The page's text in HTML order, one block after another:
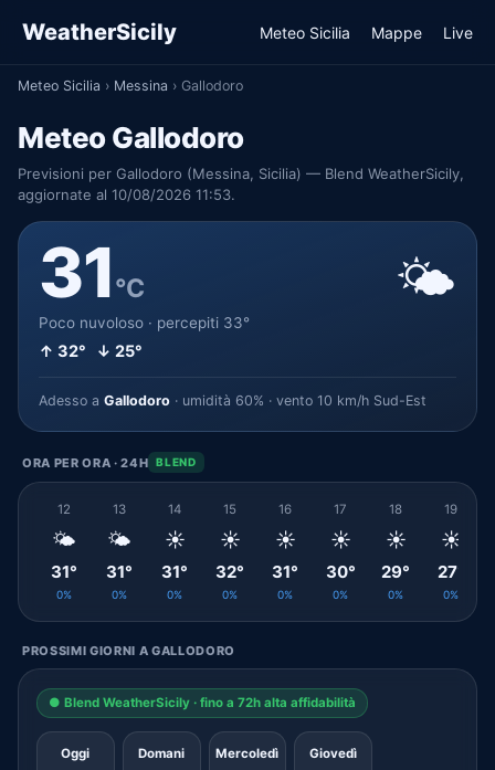
WeatherSicily Meteo Sicilia Mappe Live
Meteo Sicilia › Messina › Gallodoro
Meteo Gallodoro
Previsioni per Gallodoro (Messina, Sicilia) — Blend WeatherSicily,
aggiornate al 10/08/2026 11:53.
31°C
Poco nuvoloso · percepiti 33°
↑ 32° ↓ 25°
🌤️
Adesso a Gallodoro · umidità 60% · vento 10 km/h Sud-Est
ORA PER ORA · 24H BLEND
12
🌤️
31°
0%
13
🌤️
31°
0%
14
☀️
31°
0%
15
☀️
32°
0%
16
☀️
31°
0%
17
☀️
30°
0%
18
☀️
29°
0%
19
☀️
27°
0%
PROSSIMI GIORNI A GALLODORO
● Blend WeatherSicily · fino a 72h alta affidabilità
Oggi Domani Mercoledì Giovedì